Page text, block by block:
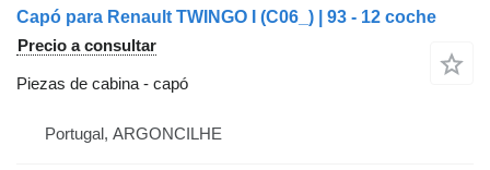
Capó para Renault TWINGO I (C06_) | 93 - 12 coche
Precio a consultar
Piezas de cabina - capó
Portugal, ARGONCILHE